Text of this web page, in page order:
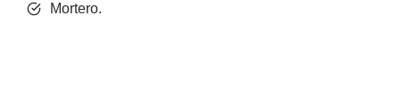
Mortero.